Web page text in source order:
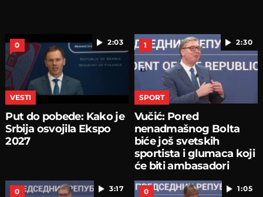
2:03
0
VESTI
Put do pobede: Kako je
Srbija osvojila Ekspo
2027
2:30
1
SPORT
Vučić: Pored
nenadmašnog Bolta
biće još svetskih
sportista i glumaca koji
će biti ambasadori
EXPO
3:17
0 1:05
0